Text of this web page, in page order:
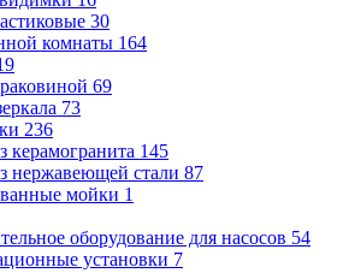
30
комнаты 164
69
73
236
керамогранита 145
нержавеющей стали 87
мойки 1
оборудование для насосов 54
установки 7